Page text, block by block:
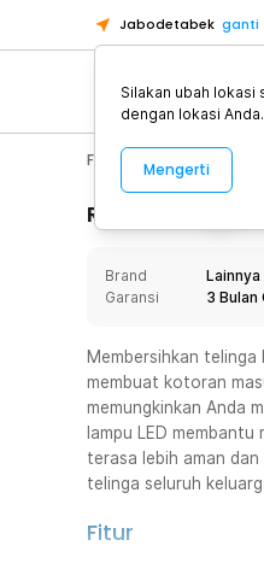
Jabodetabek ganti
Fashion, Make Up &
Rincian Produk
Brand
Lainnya
Garansi
3 Bulan
Membersihkan
membuat kotoran
memungkinkan Anda
lampu LED
terasa lebih aman
telinga seluruh
Fitur
Silakan ubah lokasi
dengan lokasi Anda.
Mengerti